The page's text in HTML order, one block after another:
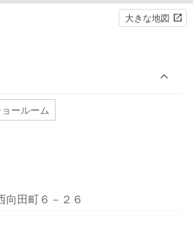
大きな地図
ールーム
向田町６－２６